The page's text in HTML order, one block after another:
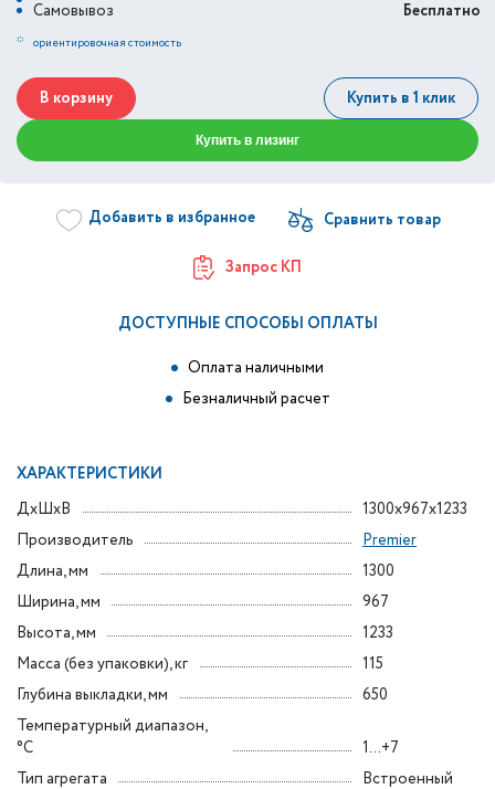
Самовывоз
Бесплатно
* ориентировочная стоимость
В корзину Купить в 1 клик
Купить в лизинг
Добавить в избранное
Запрос КП
ДОСТУПНЫЕ СПОСОБЫ ОПЛАТЫ
Оплата наличными
Безналичный расчет
ХАРАКТЕРИСТИКИ
ДxШxВ
1300x967x1233
Производитель
Premier
Длина, мм
1300
Ширина, мм
967
Высота, мм
1233
Масса (без упаковки), кг
115
Глубина выкладки, мм
650
Температурный диапазон,
°C
1...+7
Тип агрегата
Встроенный